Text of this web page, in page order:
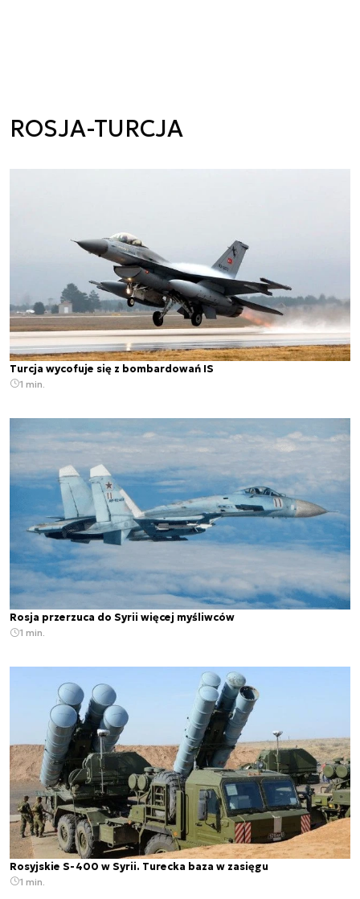
ROSJA-TURCJA
Turcja wycofuje się z bombardowań IS
1 min.
Rosja przerzuca do Syrii więcej myśliwców
1 min.
Rosyjskie S-400 w Syrii. Turecka baza w zasięgu
1 min.